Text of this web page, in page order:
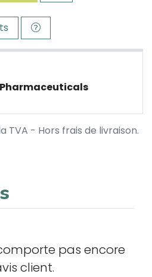
TVA - Hors frais de livraison.
pas encore
client.